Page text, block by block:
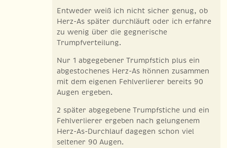
Entweder weiß ich nicht sicher genug, ob
Herz-As später durchläuft oder ich erfahre
zu wenig über die gegnerische
Trumpfverteilung.
Nur 1 abgegebener Trumpfstich plus ein
abgestochenes Herz-As können zusammen
mit dem eigenen Fehlverlierer bereits 90
Augen ergeben.
2 später abgegebene Trumpfstiche und ein
Fehlverlierer ergeben nach gelungenem
Herz-As-Durchlauf dagegen schon viel
seltener 90 Augen.